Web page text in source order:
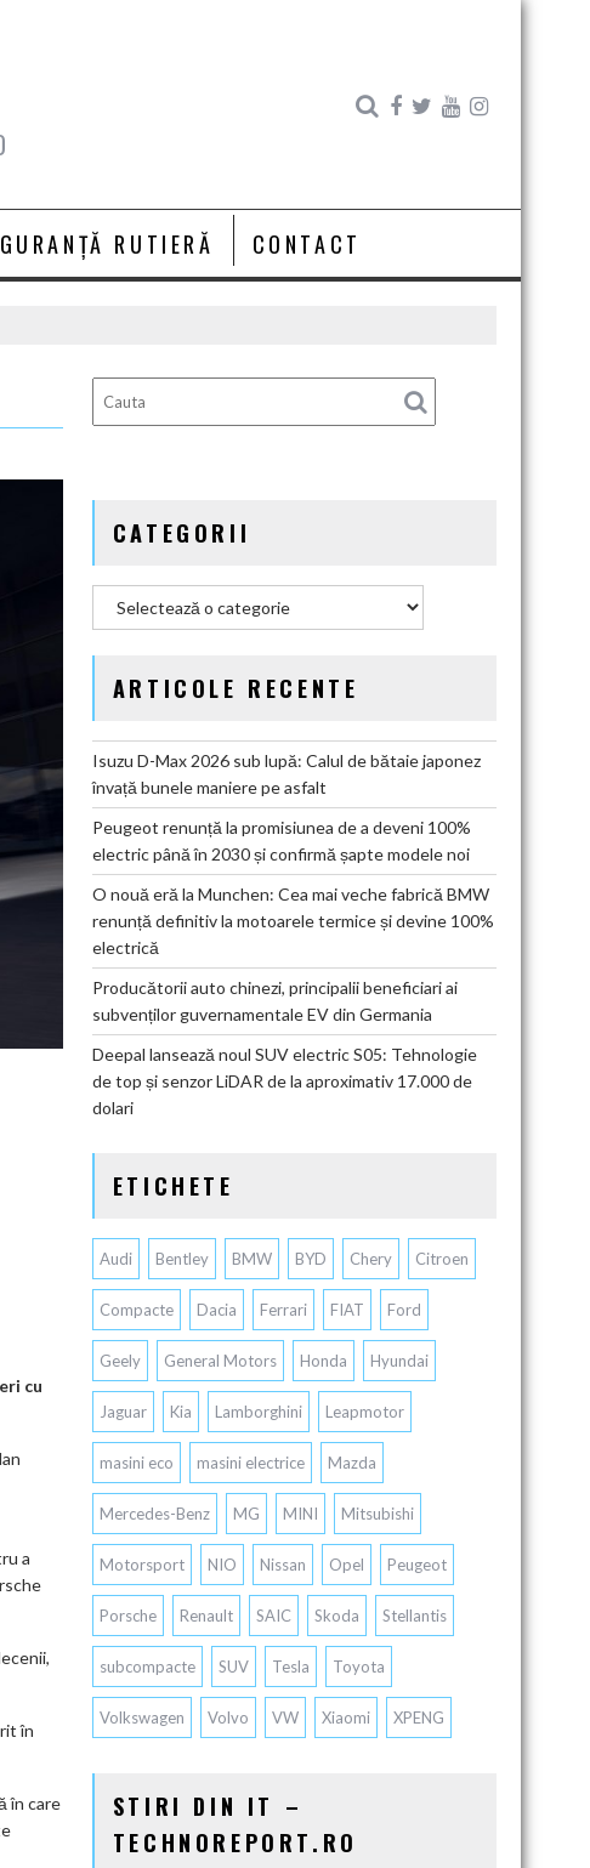
RUTIERĂ CONTACT
cu
a
în
în care
CATEGORII
ARTICOLE RECENTE
Isuzu D-Max 2026 sub lupă: Calul de bătaie japonez
învață bunele maniere pe asfalt
Peugeot renunță la promisiunea de a deveni 100%
electric până în 2030 și confirmă șapte modele noi
O nouă eră la Munchen: Cea mai veche fabrică BMW
renunță definitiv la motoarele termice și devine 100%
electrică
Producătorii auto chinezi, principalii beneficiari ai
subvenților guvernamentale EV din Germania
Deepal lansează noul SUV electric S05: Tehnologie
de top și senzor LiDAR de la aproximativ 17.000 de
dolari
ETICHETE
Audi Bentley BMW BYD Chery Citroen
Compacte Dacia Ferrari FIAT Ford
Geely General Motors Honda Hyundai
Jaguar Kia Lamborghini Leapmotor
masini eco masini electrice Mazda
Mercedes-Benz MG MINI Mitsubishi
Motorsport NIO Nissan Opel Peugeot
Porsche Renault SAIC Skoda Stellantis
subcompacte SUV Tesla Toyota
Volkswagen Volvo VW Xiaomi XPENG
STIRI DIN IT –
TECHNOREPORT.RO